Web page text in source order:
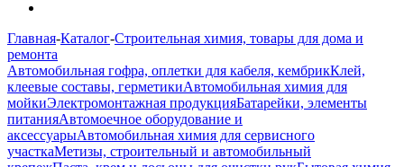
Главная-Каталог-Строительная химия, товары для дома и
ремонта
Автомобильная гофра, оплетки для кабеля, кембрикКлей,
клеевые составы, герметикиАвтомобильная химия для
мойкиЭлектромонтажная продукцияБатарейки, элементы
питанияАвтомоечное оборудование и
аксессуарыАвтомобильная химия для сервисного
участкаМетизы, строительный и автомобильный